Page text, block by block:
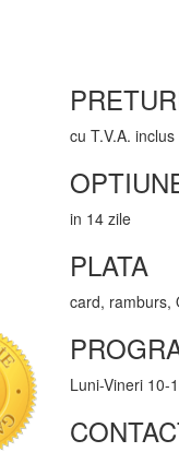
cu T.V.A. inclus
in 14 zile
PLATA
card, ramburs,
Luni-Vineri 10-